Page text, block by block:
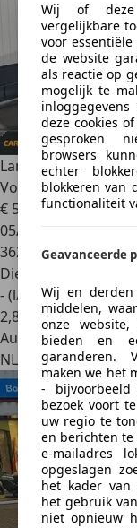
Land Rover
Vol jaar AP
€ 5.999
05/2003
362.242 km
Diesel
- (l/100 km)
2,8
Autobedrijf
NL 5048 AZTilburg
Wij of deze
vergelijkbare
voor
de website
als reactie op
mogelijk te
deze cookies
gesproken
browsers
echter
blokkeren van
functionaliteit
Geavanceerde
Wij en derden
middelen,
onze
bieden en
garanderen.
maken we het
-
bezoek voort
uw regio te
en berichten te
e-mailadres
opgeslagen
het kader van
het gebruik
niet opnieuw